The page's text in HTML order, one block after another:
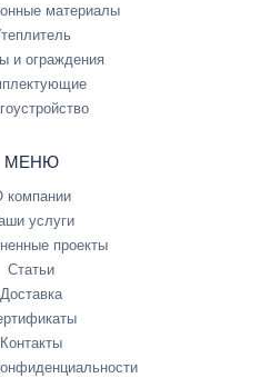
материалы
и ограждения
МЕНЮ
компании
услуги
проекты
Статьи
Доставка
Контакты